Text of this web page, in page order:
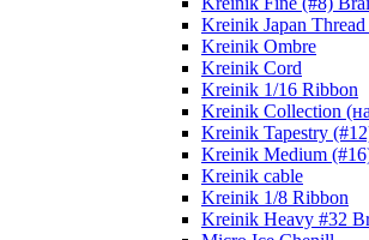
Kreinik Japan
Kreinik Ombre
Kreinik Cord
Kreinik 1/16 Ribbon
Kreinik Collection
Kreinik Tapestry
Kreinik Medium
Kreinik cable
Kreinik 1/8 Ribbon
Kreinik Heavy #32